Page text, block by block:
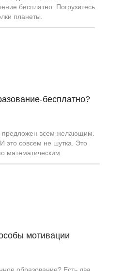
бесплатно. Погрузитесь
планеты.
бесплатно?
предложен всем желающим.
это совсем не шутка. Это
математическим
мотивации